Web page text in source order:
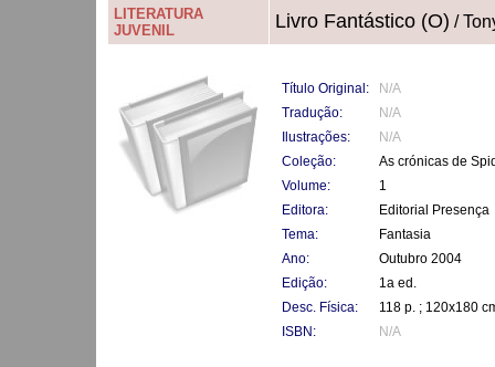
LITERATURA
JUVENIL
Livro Fantástico (O) /
Título Original:
N/A
Tradução:
N/A
Ilustrações:
N/A
Coleção:
As crónicas de
Volume:
1
Editora:
Editorial Presença
Tema:
Fantasia
Ano:
Outubro 2004
Edição:
1a ed.
Desc. Física:
118 p. ; 120x180
ISBN:
N/A